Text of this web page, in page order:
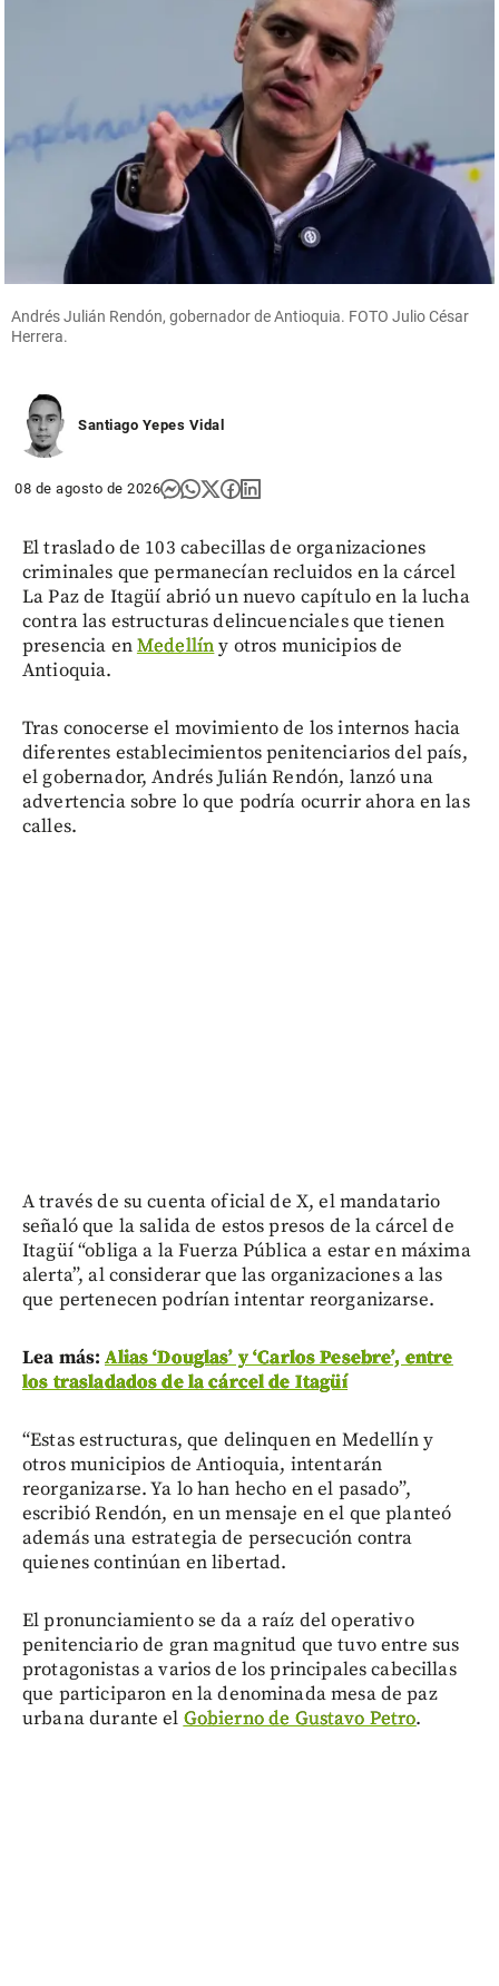
Andrés Julián Rendón, gobernador de Antioquia. FOTO Julio César
Herrera.
Santiago Yepes Vidal
08 de agosto de 2026
El traslado de 103 cabecillas de organizaciones
criminales que permanecían recluidos en la cárcel
La Paz de Itagüí abrió un nuevo capítulo en la lucha
contra las estructuras delincuenciales que tienen
presencia enMedellíny otros municipios de
Antioquia.
Tras conocerse el movimiento de los internos hacia
diferentes establecimientos penitenciarios del país,
el gobernador, Andrés Julián Rendón, lanzó una
advertencia sobre lo que podría ocurrir ahora en las
calles.
A través de su cuenta oficial de X, el mandatario
señaló que la salida de estos presos de la cárcel de
Itagüí “obliga a la Fuerza Pública a estar en máxima
alerta”, al considerar que las organizaciones a las
que pertenecen podrían intentar reorganizarse.
Lea más:Alias ‘Douglas’ y ‘Carlos Pesebre’, entre
los trasladados de la cárcel de Itagüí
“Estas estructuras, que delinquen en Medellín y
otros municipios de Antioquia, intentarán
reorganizarse. Ya lo han hecho en el pasado”,
escribió Rendón, en un mensaje en el que planteó
además una estrategia de persecución contra
quienes continúan en libertad.
El pronunciamiento se da a raíz del operativo
penitenciario de gran magnitud que tuvo entre sus
protagonistas a varios de los principales cabecillas
que participaron en la denominada mesa de paz
urbana durante el Gobierno de Gustavo Petro.